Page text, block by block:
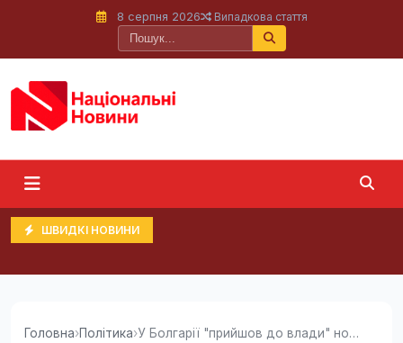
8 серпня 2026 Випадкова стаття
ШВИДКІ НОВИНИ
Головна›Політика› У Болгарії "прийшов до влади" новий...